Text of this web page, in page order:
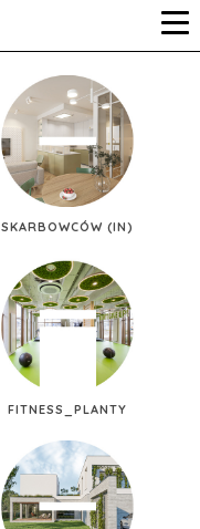
SKARBOWCÓW (IN)
FITNESS_PLANTY